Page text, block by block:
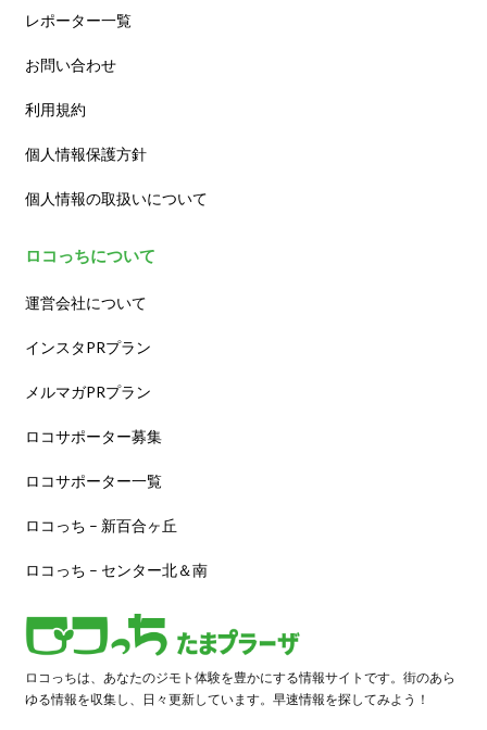
レポーター一覧
お問い合わせ
利用規約
個人情報保護方針
個人情報の取扱いについて
ロコっちについて
運営会社について
インスタPRプラン
メルマガPRプラン
ロコサポーター募集
ロコサポーター一覧
ロコっち – 新百合ヶ丘
ロコっち – センター北＆南
ロコっちは、あなたのジモト体験を豊かにする情報サイトです。街のあら
ゆる情報を収集し、日々更新しています。早速情報を探してみよう！